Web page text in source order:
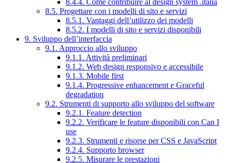
8.5. Progettare con i modelli di sito e servizi
8.5.1. Vantaggi dell’utilizzo dei modelli
8.5.2. I modelli di sito e servizi disponibili
9. Sviluppo dell’interfaccia
9.1. Approccio allo sviluppo
9.1.1. Attività preliminari
9.1.2. Web design responsivo e accessibile
9.1.3. Mobile first
9.1.4. Progressive enhancement e Graceful
degradation
9.2. Strumenti di supporto allo sviluppo del software
9.2.1. Feature detection
9.2.2. Verificare le feature disponibili con Can I
use
9.2.3. Strumenti e risorse per CSS e JavaScript
9.2.4. Supporto browser
9.2.5. Misurare le prestazioni